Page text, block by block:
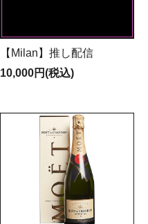
【Milan】推し配信
10,000円(税込)